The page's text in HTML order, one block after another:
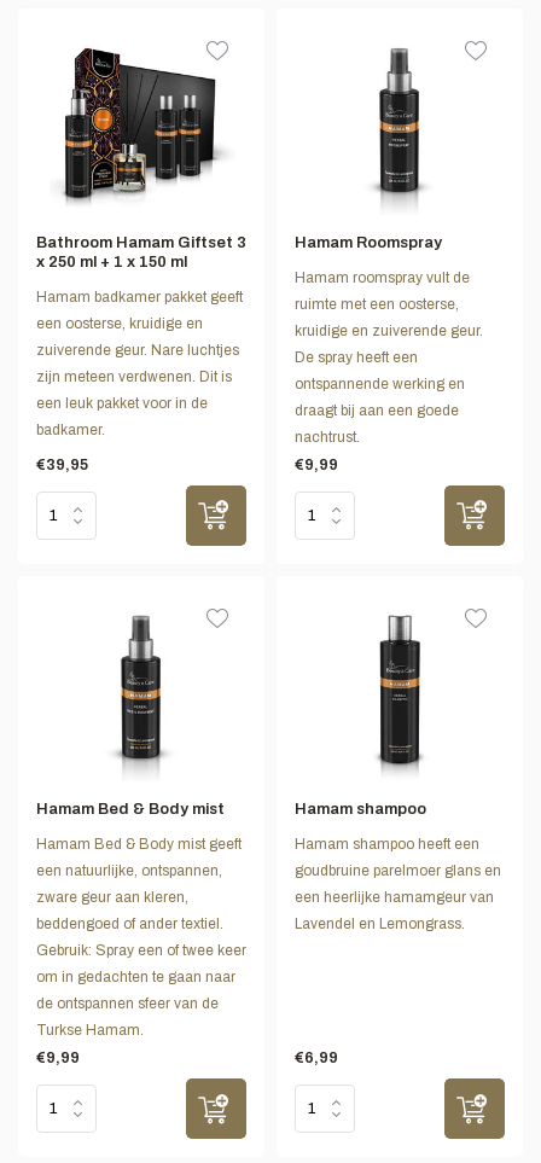
Bathroom Hamam Giftset 3
x 250 ml + 1 x 150 ml
Hamam badkamer pakket geeft
een oosterse, kruidige en
zuiverende geur. Nare luchtjes
zijn meteen verdwenen. Dit is
een leuk pakket voor in de
badkamer.
€39,95
Hamam Roomspray
Hamam roomspray vult de
ruimte met een oosterse,
kruidige en zuiverende geur.
De spray heeft een
ontspannende werking en
draagt bij aan een goede
nachtrust.
€9,99
Hamam Bed & Body mist
Hamam Bed & Body mist geeft
een natuurlijke, ontspannen,
zware geur aan kleren,
beddengoed of ander textiel.
Gebruik: Spray een of twee keer
om in gedachten te gaan naar
de ontspannen sfeer van de
Turkse Hamam.
€9,99
Hamam shampoo
Hamam shampoo heeft een
goudbruine parelmoer glans en
een heerlijke hamamgeur van
Lavendel en Lemongrass.
€6,99